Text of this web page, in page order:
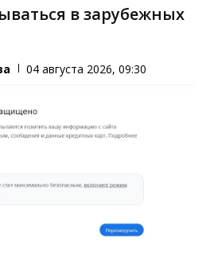
в зарубежных
04 августа 2026, 09:30